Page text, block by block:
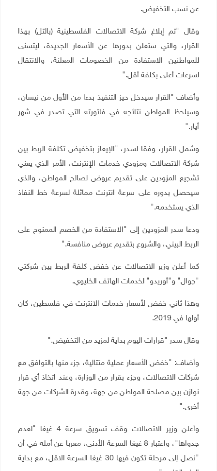
عن نسب التخفيض.
وقال "تم إبلاغ شركة الاتصالات الفلسطينية (بالتل) بهذا
القرار، والتي ستعلن بدورها عن الأسعار الجديدة، ليتسنى
للمواطنين الاستفادة من الخصومات المعلنة، والانتقال
لسرعات أعلى بكلفة أقل".
وأضاف "القرار سيدخل حيز التنفيذ بدءا من الأول من نيسان،
وسيلحظ المواطن نتائجه في فاتورته التي تصدر في شهر
أيار".
وشمل القرار، وفقا لسدر، "الإيعاز بتخفيض تكلفة الربط بين
شركة الاتصالات ومزودي خدمات الإنترنت، الأمر الذي يعني
تشجيع المزودين على تقديم عروض لصالح المواطن، والذي
سيحصل بدوره على سرعة انترنت مماثلة لسرعة خط النفاذ
الذي يستخدمه".
ودعا سدر المزودين إلى "الاستفادة من الخصم الممنوح على
الربط البيني، والشروع بتقديم عروض منافسة".
كما أعلن وزير الاتصالات عن خفض كلفة الربط بين شركتي
"جوال" و"أوريدو" لخدمات الهاتف الخليوي.
وهذا ثاني خفض لأسعار خدمات الانترنت في فلسطين، كان
أولها في 2019
.
وقال سدر "قرارات اليوم بداية لمزيد من التخفيض".
وأضاف: "خفض الأسعار عملية متتالية، جزء منها بالتوافق مع
شركات الاتصالات، وجزء بقرار من الوزارة، وعند اتخاذ أي قرار
نوازن بين مصلحة المواطن من جهة، وقدرة الشركات من جهة
أخرى".
وأعلن وزير الاتصالات وقف تسويق سرعة 4 غيغا "لعدم
جدواها"، واعتبار 8 غيغا السرعة الأدنى، معربا عن أمله في أن
"نصل إلى مرحلة تكون فيها 30 غيغا السرعة الاقل، مع بداية